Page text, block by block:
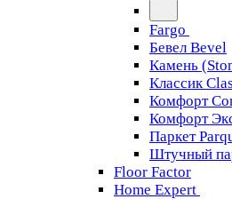
Fargo
Бевел Bevel
Камень
Классик
Комфорт
Комфорт
Паркет
Штучный
Floor Factor
Home Expert